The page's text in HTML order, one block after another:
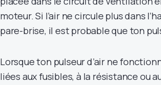
moteur. Si l’air ne circule plus dans
pare-brise, il est probable que ton
Lorsque ton pulseur d’air ne
liées aux fusibles, à la résistance ou